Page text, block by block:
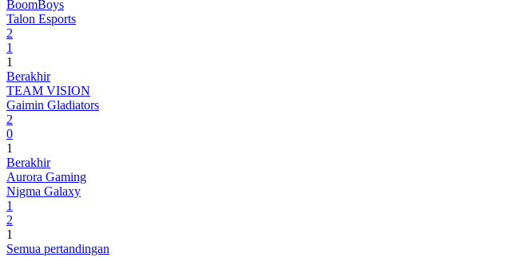
BoomBoys
Talon Esports
2
1
1
Berakhir
TEAM VISION
Gaimin Gladiators
2
0
1
Berakhir
Aurora Gaming
Nigma Galaxy
1
2
1
Semua pertandingan